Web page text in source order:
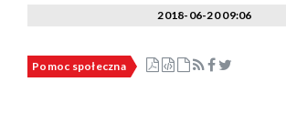
2018-06-20 09:06
Pomoc społeczna